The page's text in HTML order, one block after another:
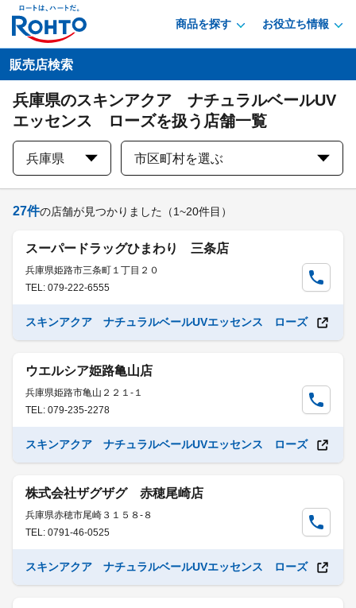
商品を探す お役立ち情報
販売店検索
兵庫県のスキンアクア ナチュラルベールUV
エッセンス ローズを扱う店舗一覧
兵庫県 市区町村を選ぶ
27件の店舗が見つかりました （1~20件目）
スーパードラッグひまわり 三条店
兵庫県姫路市三条町１丁目２０
TEL: 079-222-6555
スキンアクア ナチュラルベールUVエッセンス ローズ
ウエルシア姫路亀山店
兵庫県姫路市亀山２２１-１
TEL: 079-235-2278
スキンアクア ナチュラルベールUVエッセンス ローズ
株式会社ザグザグ 赤穂尾崎店
兵庫県赤穂市尾崎３１５８-８
TEL: 0791-46-0525
スキンアクア ナチュラルベールUVエッセンス ローズ